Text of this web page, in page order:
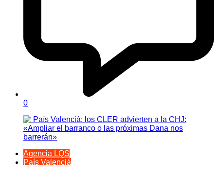
0
Agencia LQS
País Valenciá